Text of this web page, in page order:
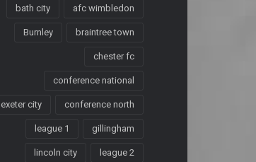
afc wimbledon
bath city
braintree town
Burnley
chester fc
conference national
conference north
exeter city
gillingham
league 1
league 2
lincoln city